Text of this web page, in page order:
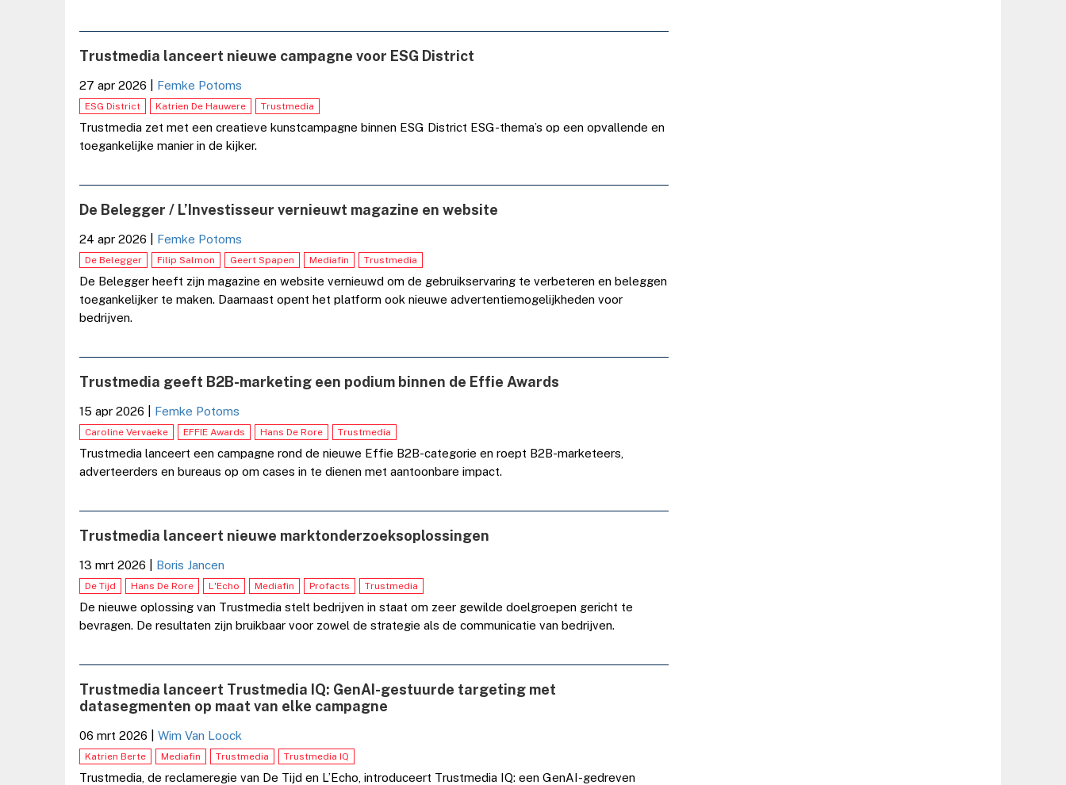
Trustmedia lanceert nieuwe campagne voor ESG District
27 apr 2026 Femke Potoms
ESG District Katrien De Hauwere Trustmedia
Trustmedia zet met een creatieve kunstcampagne binnen ESG District ESG-thema’s op een opvallende en
toegankelijke manier in de kijker.
De Belegger / L’Investisseur vernieuwt magazine en website
24 apr 2026 Femke Potoms
De Belegger Filip Salmon Geert Spapen Mediafin Trustmedia
De Belegger heeft zijn magazine en website vernieuwd om de gebruikservaring te verbeteren en beleggen
toegankelijker te maken. Daarnaast opent het platform ook nieuwe advertentiemogelijkheden voor
bedrijven.
Trustmedia geeft B2B-marketing een podium binnen de Effie Awards
15 apr 2026 Femke Potoms
Caroline Vervaeke EFFIE Awards Hans De Rore Trustmedia
Trustmedia lanceert een campagne rond de nieuwe Effie B2B-categorie en roept B2B-marketeers,
adverteerders en bureaus op om cases in te dienen met aantoonbare impact.
Trustmedia lanceert nieuwe marktonderzoeksoplossingen
13 mrt 2026 Boris Jancen
De Tijd Hans De Rore L'Echo Mediafin Profacts Trustmedia
De nieuwe oplossing van Trustmedia stelt bedrijven in staat om zeer gewilde doelgroepen gericht te
bevragen. De resultaten zijn bruikbaar voor zowel de strategie als de communicatie van bedrijven.
Trustmedia lanceert Trustmedia IQ: GenAI-gestuurde targeting met
datasegmenten op maat van elke campagne
06 mrt 2026 Wim Van Loock
Katrien Berte Mediafin Trustmedia Trustmedia IQ
Trustmedia, de reclameregie van De Tijd en L’Echo, introduceert Trustmedia IQ: een GenAI-gedreven